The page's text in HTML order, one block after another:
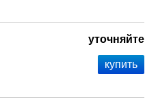
уточняйте